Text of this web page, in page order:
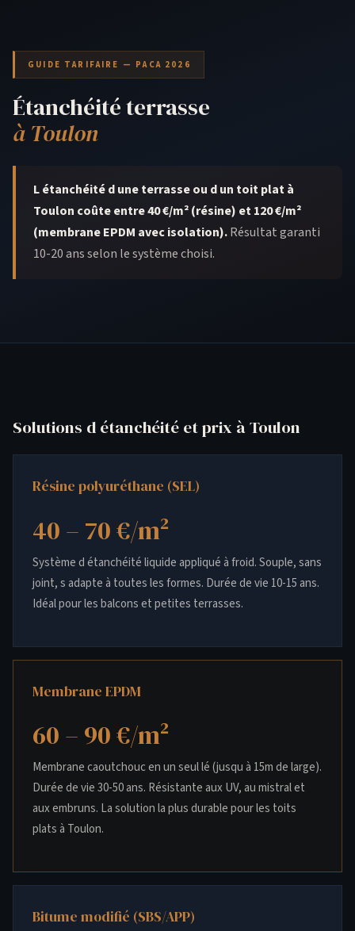
GUIDE TARIFAIRE — PACA 2026
Étanchéité terrasse
à Toulon
L étanchéité d une terrasse ou d un toit plat à
Toulon coûte entre 40 €/m² (résine) et 120 €/m²
(membrane EPDM avec isolation).Résultat garanti
10-20 ans selon le système choisi.
Solutions d étanchéité et prix à Toulon
Résine polyuréthane (SEL)
40 – 70 €/m²
Système d étanchéité liquide appliqué à froid. Souple, sans
joint, s adapte à toutes les formes. Durée de vie 10-15 ans.
Idéal pour les balcons et petites terrasses.
Membrane EPDM
60 – 90 €/m²
Membrane caoutchouc en un seul lé (jusqu à 15m de large).
Durée de vie 30-50 ans. Résistante aux UV, au mistral et
aux embruns. La solution la plus durable pour les toits
plats à Toulon.
Bitume modifié (SBS/APP)